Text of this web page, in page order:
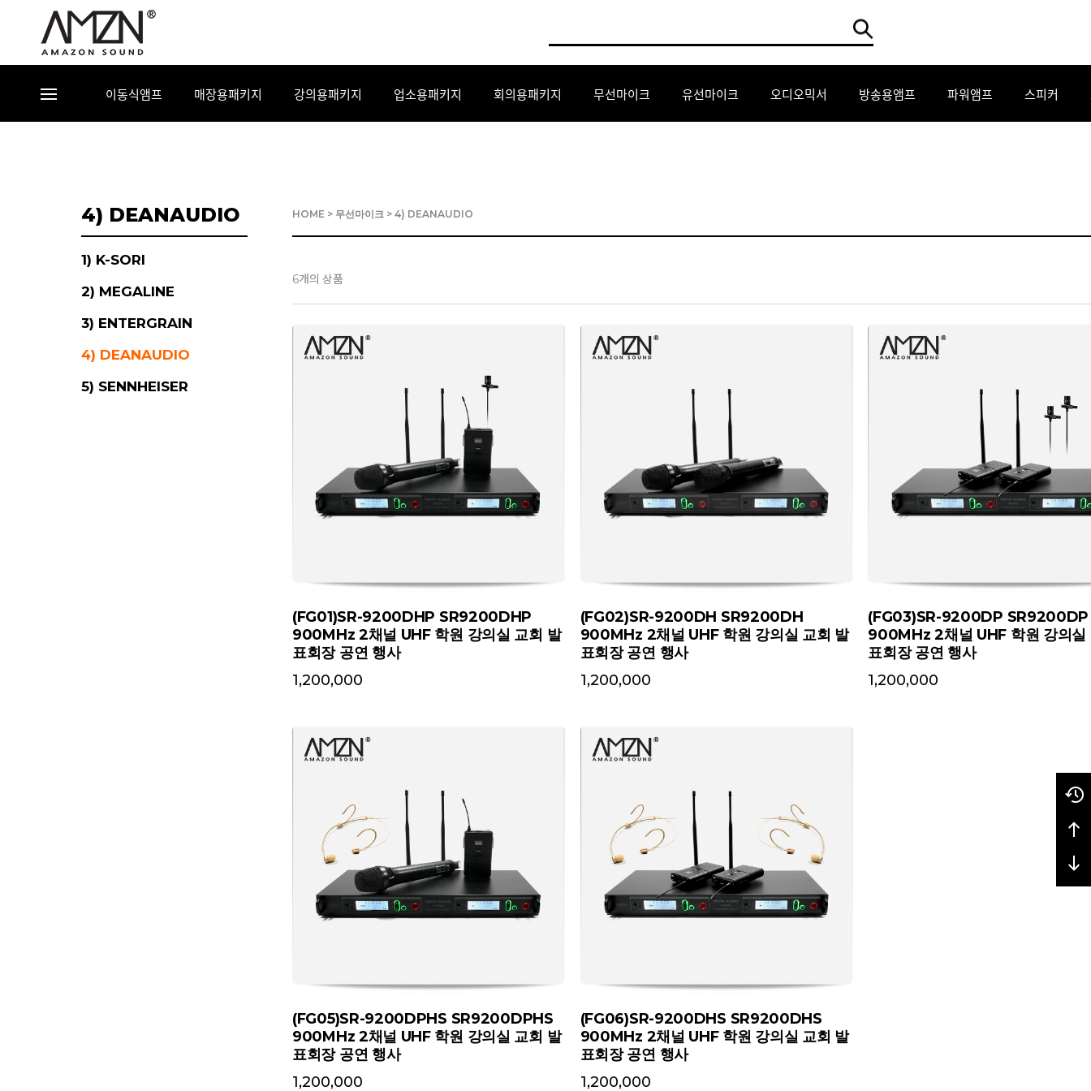
이동식앰프 매장용패키지 강의용패키지 업소용패키지 회의용패키지 무선마이크 유선마이크 오디오믹서 방송용앰프 파워앰프 스피커
4) DEANAUDIO
1) K-SORI
2) MEGALINE
3) ENTERGRAIN
4) DEANAUDIO
5) SENNHEISER
HOME > 무선마이크 > 4) DEANAUDIO
6개의 상품
(FG01)SR-9200DHP SR9200DHP
900MHz 2채널 UHF 학원 강의실 교회 발
표회장 공연 행사
1,200,000
(FG02)SR-9200DH SR9200DH
900MHz 2채널 UHF 학원 강의실 교회 발
표회장 공연 행사
1,200,000
(FG03)SR-9200DP SR9200DP
900MHz 2채널 UHF 학원 강의실
표회장 공연 행사
1,200,000
(FG05)SR-9200DPHS SR9200DPHS
900MHz 2채널 UHF 학원 강의실 교회 발
표회장 공연 행사
1,200,000
(FG06)SR-9200DHS SR9200DHS
900MHz 2채널 UHF 학원 강의실 교회 발
표회장 공연 행사
1,200,000